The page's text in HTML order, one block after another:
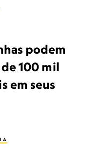
podem
100 mil
em seus